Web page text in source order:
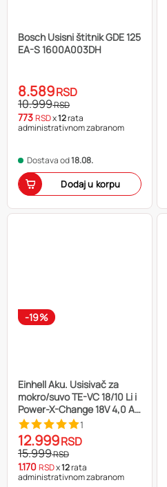
Bosch Usisni štitnik GDE 125
EA-S 1600A003DH
8.589RSD
10.999RSD
773RSDx12rata
administrativnom zabranom
Dostava od18.08.
Dodaj u korpu
-19%
Einhell Aku. Usisivač za
mokro/suvo TE-VC 18/10 Li i
Power-X-Change 18V 4,0 Ah
Starter-Kit
1
12.999RSD
15.999RSD
1.170RSDx12rata
administrativnom zabranom